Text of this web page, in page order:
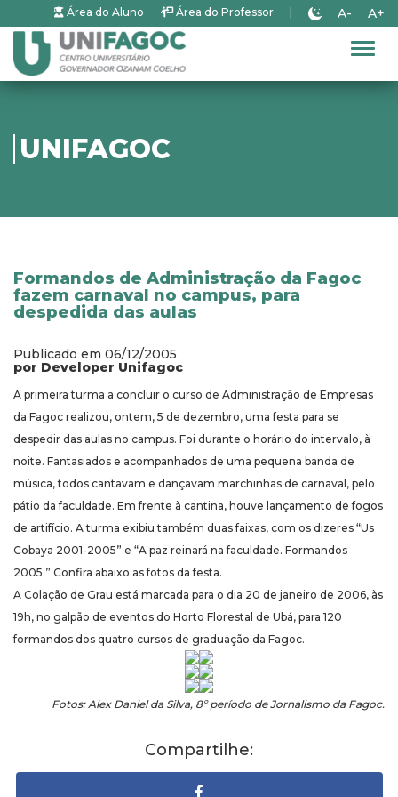
Área do Aluno Área do Professor A- A+
UNIFAGOC
Formandos de Administração da Fagoc
fazem carnaval no campus, para
despedida das aulas
Publicado em 06/12/2005
por Developer Unifagoc
A primeira turma a concluir o curso de Administração de Empresas
da Fagoc realizou, ontem, 5 de dezembro, uma festa para se
despedir das aulas no campus. Foi durante o horário do intervalo, à
noite. Fantasiados e acompanhados de uma pequena banda de
música, todos cantavam e dançavam marchinhas de carnaval, pelo
pátio da faculdade. Em frente à cantina, houve lançamento de fogos
de artifício. A turma exibiu também duas faixas, com os dizeres “Us
Cobaya 2001-2005” e “A paz reinará na faculdade. Formandos
2005.” Confira abaixo as fotos da festa.
A Colação de Grau está marcada para o dia 20 de janeiro de 2006, às
19h, no galpão de eventos do Horto Florestal de Ubá, para 120
formandos dos quatro cursos de graduação da Fagoc.
Fotos: Alex Daniel da Silva, 8º período de Jornalismo da Fagoc.
Compartilhe: